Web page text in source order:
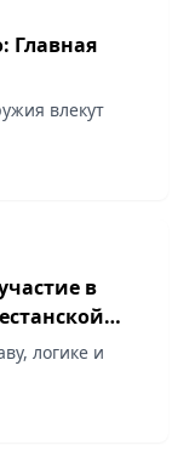
Главная
влекут
в
логике и